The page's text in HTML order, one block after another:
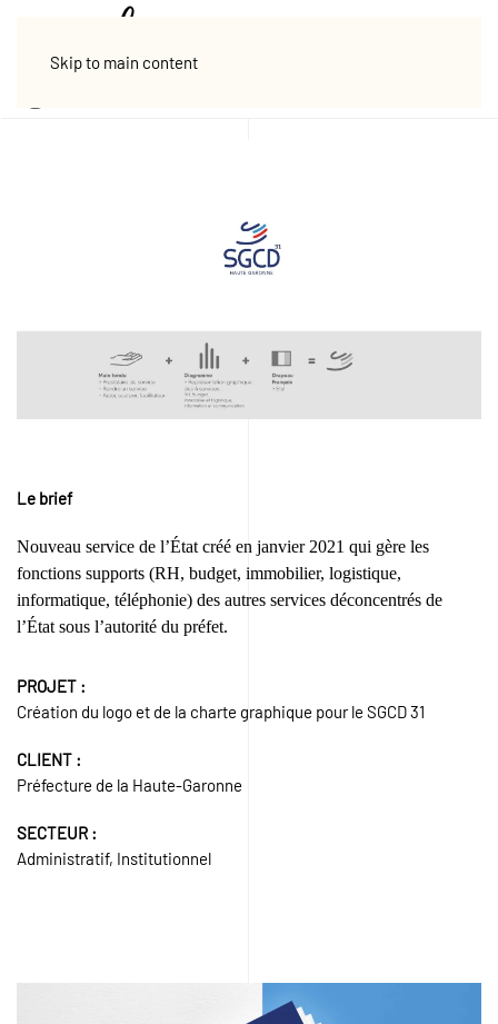
Skip to main content
Le brief
Nouveau service de l’État créé en janvier 2021 qui gère les
fonctions supports (RH, budget, immobilier, logistique,
informatique, téléphonie) des autres services déconcentrés de
l’État sous l’autorité du préfet.
PROJET :
Création du logo et de la charte graphique pour le SGCD 31
CLIENT :
Préfecture de la Haute-Garonne
SECTEUR :
Administratif, Institutionnel